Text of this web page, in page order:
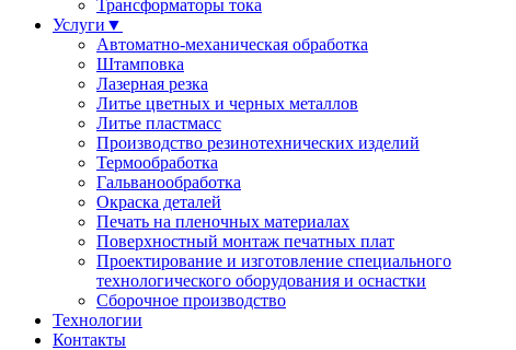
Трансформаторы тока
Услуги ▼
Автоматно-механическая обработка
Штамповка
Лазерная резка
Литье цветных и черных металлов
Литье пластмасс
Производство резинотехнических изделий
Термообработка
Гальванообработка
Окраска деталей
Печать на пленочных материалах
Поверхностный монтаж печатных плат
Проектирование и изготовление специального
технологического оборудования и оснастки
Сборочное производство
Технологии
Контакты